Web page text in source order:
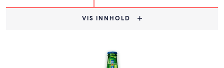
VIS INNHOLD